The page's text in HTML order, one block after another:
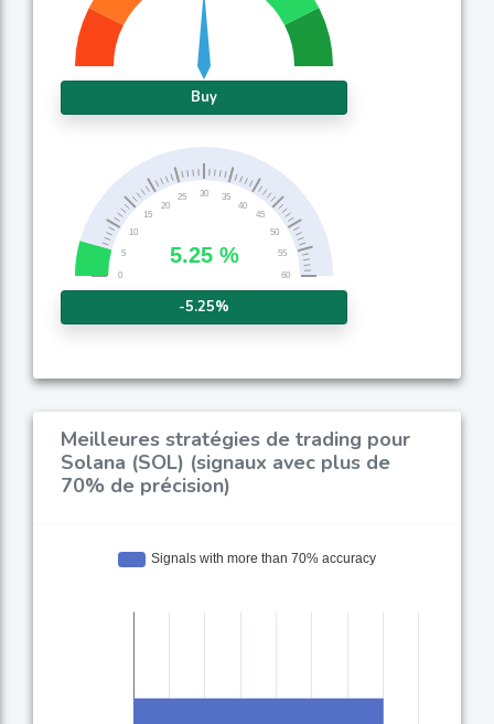
Buy
-5.25%
Meilleures stratégies de trading pour
Solana (SOL) (signaux avec plus de
70% de précision)